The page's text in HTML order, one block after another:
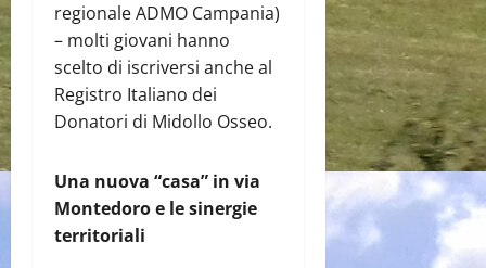
regionale ADMO Campania)
– molti giovani hanno
scelto di iscriversi anche al
Registro Italiano dei
Donatori di Midollo Osseo.
Una nuova “casa” in via
Montedoro e le sinergie
territoriali